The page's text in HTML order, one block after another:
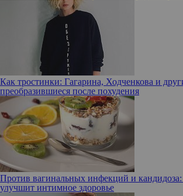
Как тростинки: Гагарина, Ходченкова и
преобразившиеся после похудения
Против вагинальных инфекций и кандидоза:
улучшит интимное здоровье